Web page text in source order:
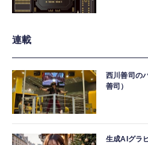
連載
西川善司の
善司）
生成AIグラ